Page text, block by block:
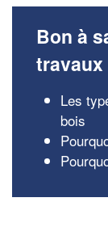
Bon à
travaux
Les
bois